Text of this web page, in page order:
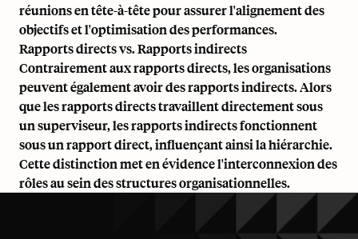
réunions en tête-à-tête pour assurer l'alignement des
objectifs et l'optimisation des performances.
Rapports directs vs. Rapports indirects
Contrairement aux rapports directs, les organisations
peuvent également avoir des rapports indirects. Alors
que les rapports directs travaillent directement sous
un superviseur, les rapports indirects fonctionnent
sous un rapport direct, influençant ainsi la hiérarchie.
Cette distinction met en évidence l'interconnexion des
rôles au sein des structures organisationnelles.